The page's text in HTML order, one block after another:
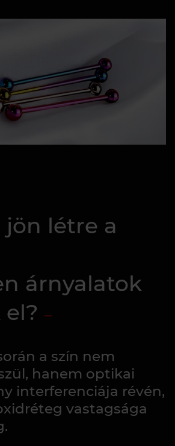
jön létre a
árnyalatok
a szín nem
hanem optikai
interferenciája révén,
vastagsága